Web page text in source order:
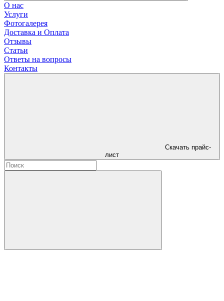
О нас
Услуги
Фотогалерея
Доставка и Оплата
Отзывы
Статьи
Ответы на вопросы
Контакты
Скачать прайс-
лист